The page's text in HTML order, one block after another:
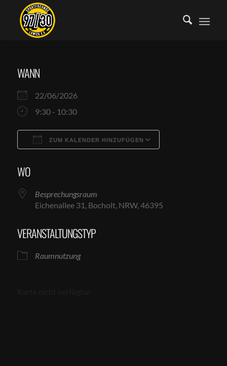
WANN
22/06/2026
9:30 - 10:30
ZUM KALENDER HINZUFÜGEN
WO
Besprechungsraum
Eichenallee 31, Bocholt, NRW, 46395
VERANSTALTUNGSTYP
Raumnutzung